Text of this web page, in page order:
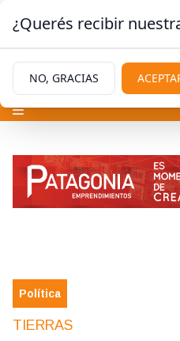
Política
TIERRAS
¿Querés recibir
NO, GRACIAS